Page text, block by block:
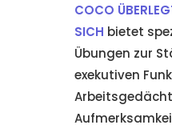
COCO
SICH bietet
Übungen zur
exekutiven